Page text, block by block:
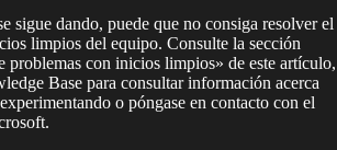
sigue dando, puede que no consiga resolver el
limpios del equipo. Consulte la sección
problemas con inicios limpios» de este artículo,
Base para consultar información acerca
o póngase en contacto con el